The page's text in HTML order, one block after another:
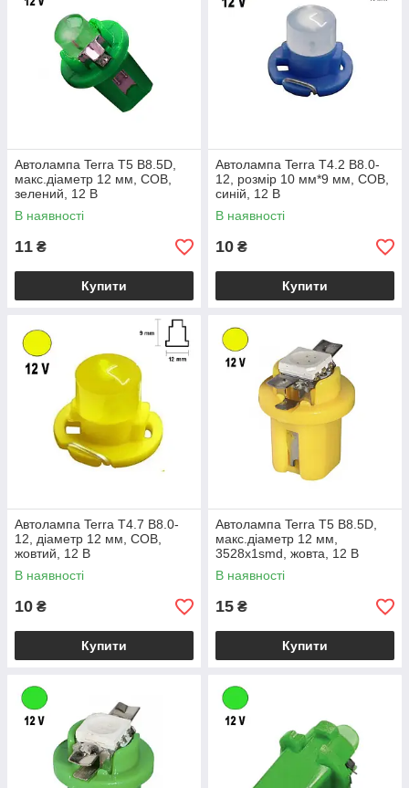
Автолампа Terra T5 B8.5D,
макс.діаметр 12 мм, COB,
зелений, 12 В
В наявності
11 ₴
Купити
Автолампа Terra T4.2 B8.0-
12, розмір 10 мм*9 мм, COB,
синій, 12 В
В наявності
10 ₴
Купити
Автолампа Terra T4.7 B8.0-
12, діаметр 12 мм, COB,
жовтий, 12 В
В наявності
10 ₴
Купити
Автолампа Terra T5 B8.5D,
макс.діаметр 12 мм,
3528х1smd, жовта, 12 В
В наявності
15 ₴
Купити